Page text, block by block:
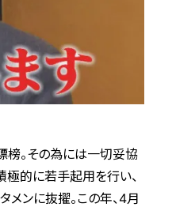
榜。その為には一切妥協
極的に若手起用を行い、
ンに抜擢。この年、4月